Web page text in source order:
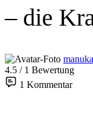
– die
4.5 / 1 Bewertung
1 Kommentar